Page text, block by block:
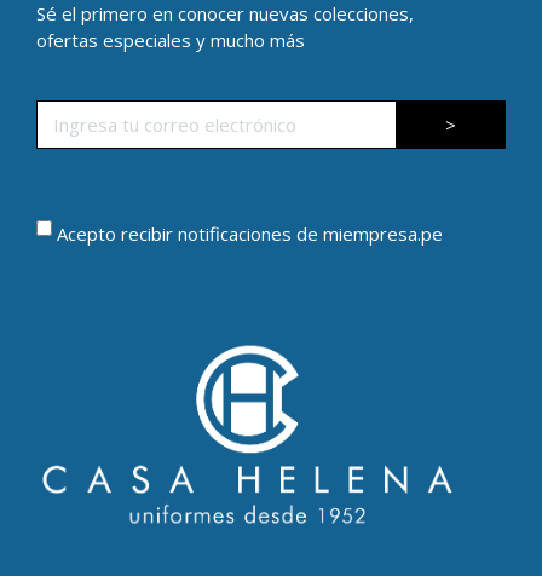
Sé el primero en conocer nuevas colecciones,
ofertas especiales y mucho más
>
Acepto recibir notificaciones de miempresa.pe